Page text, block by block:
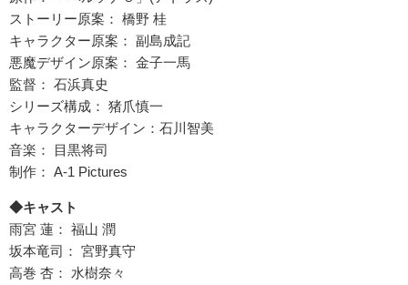
ストーリー原案： 橋野 桂
キャラクター原案： 副島成記
悪魔デザイン原案： 金子一馬
監督： 石浜真史
シリーズ構成： 猪爪慎一
キャラクターデザイン：石川智美
音楽： 目黒将司
制作： A-1 Pictures
◆キャスト
雨宮 蓮： 福山 潤
坂本竜司： 宮野真守
高巻 杏： 水樹奈々